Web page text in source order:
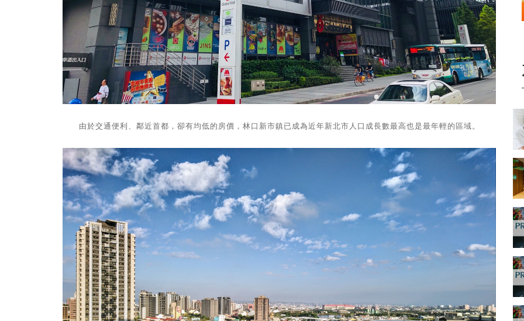
由於交通便利、鄰近首都，卻有均低的房價，林口新市鎮已成為近年新北市人口成長數最高也是最年輕的區域。